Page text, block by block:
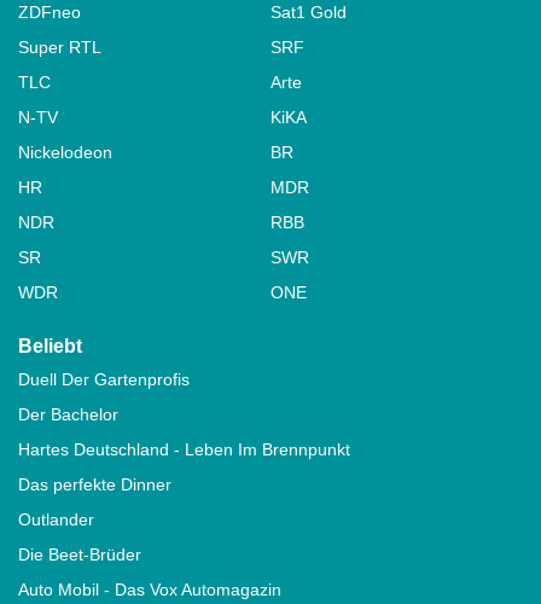
ZDFneo
Sat1 Gold
Super RTL
SRF
TLC
Arte
N-TV
KiKA
Nickelodeon
BR
HR
MDR
NDR
RBB
SR
SWR
WDR
ONE
Beliebt
Duell Der Gartenprofis
Der Bachelor
Hartes Deutschland - Leben Im Brennpunkt
Das perfekte Dinner
Outlander
Die Beet-Brüder
Auto Mobil - Das Vox Automagazin